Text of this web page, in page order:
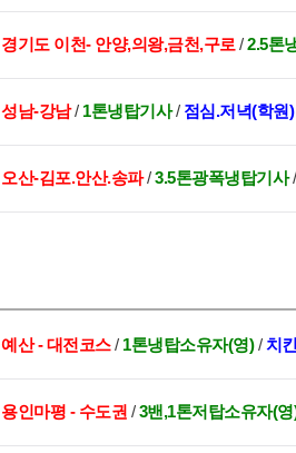
경기도 이천- 안양,의왕,금천,구로 /2.5톤
성남-강남/ 1톤냉탑기사/ 점심.저녁(학원)
오산-김포.안산.송파/3.5톤광폭냉탑기사/
예산 - 대전코스/ 1톤냉탑소유자(영)/치
용인마평 - 수도권 /3밴,1톤저탑소유자(영